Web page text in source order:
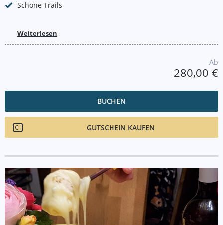
Schöne Trails
Weiterlesen
Ab
280,00 €
BUCHEN
GUTSCHEIN KAUFEN